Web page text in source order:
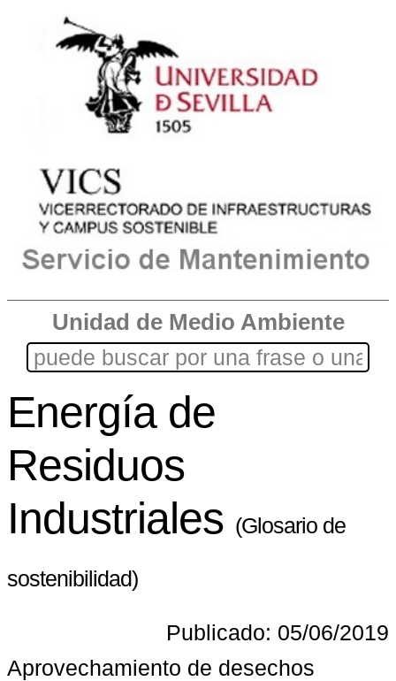
Unidad de Medio Ambiente
Energía de
Residuos
Industriales (Glosario de
sostenibilidad)
Publicado: 05/06/2019
Aprovechamiento de desechos